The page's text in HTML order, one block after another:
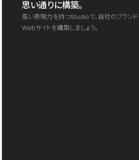
思い通りに構築。
高い表現力を持つStudioで、自社のブラン
Webサイトを構築しましょう。